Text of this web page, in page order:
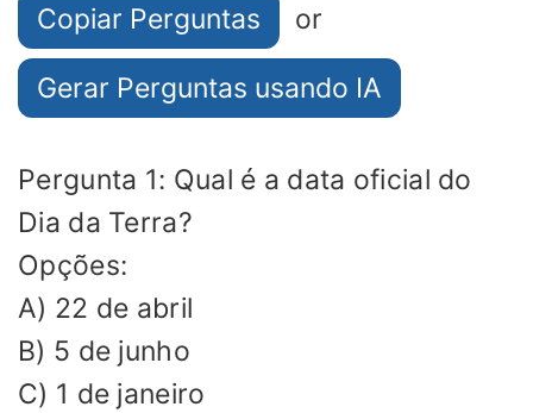
Copiar Perguntas or
Gerar Perguntas usando IA
Pergunta 1: Qual é a data oficial do
Dia da Terra?
Opções:
A) 22 de abril
B) 5 de junho
C) 1 de janeiro